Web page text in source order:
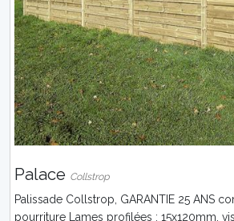
Palace Collstrop
Palissade Collstrop, GARANTIE 25 ANS
pourriture Lames profilées : 15x120mm,